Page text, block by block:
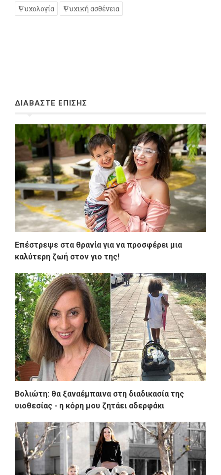
Ψυχολογία Ψυχική ασθένεια
ΔΙΑΒΑΣΤΕ ΕΠΙΣΗΣ
Επέστρεψε στα θρανία για να προσφέρει μια
καλύτερη ζωή στον γιο της!
Βολιώτη: θα ξαναέμπαινα στη διαδικασία της
υιοθεσίας - η κόρη μου ζητάει αδερφάκι